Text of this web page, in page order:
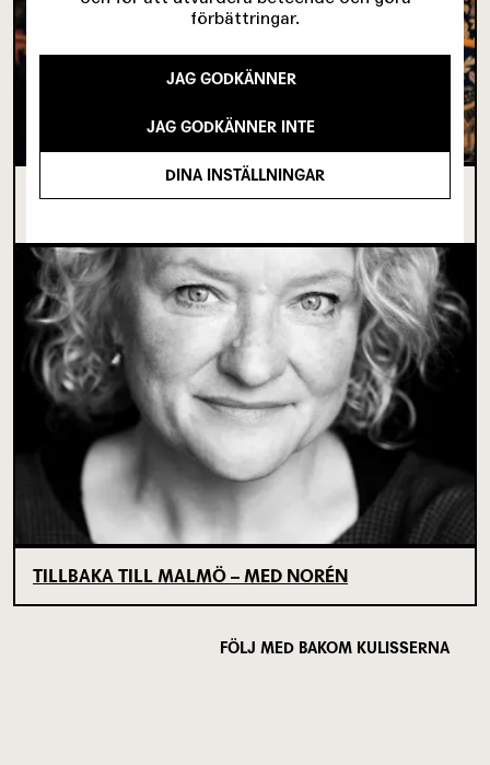
I SPRICKAN MELLAN DET SOM VARIT OCH DET
TILLBAKA TILL MALMÖ – MED NORÉN
FÖLJ MED BAKOM KULISSERNA
förbättringar.
JAG GODKÄNNER
JAG GODKÄNNER INTE
DINA INSTÄLLNINGAR